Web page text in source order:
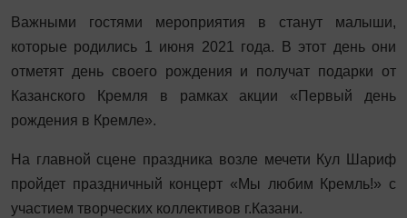
Важными гостями мероприятия в станут малыши,
которые родились 1 июня 2021 года. В этот день они
отметят день своего рождения и получат подарки от
Казанского Кремля в рамках акции «Первый день
рождения в Кремле».
На главной сцене праздника возле мечети Кул Шариф
пройдет праздничный концерт «Мы любим Кремль!» с
участием творческих коллективов г.Казани.